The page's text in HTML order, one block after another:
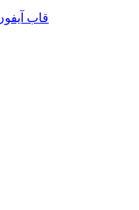
قاب آیفون 12 پرو و لوازم